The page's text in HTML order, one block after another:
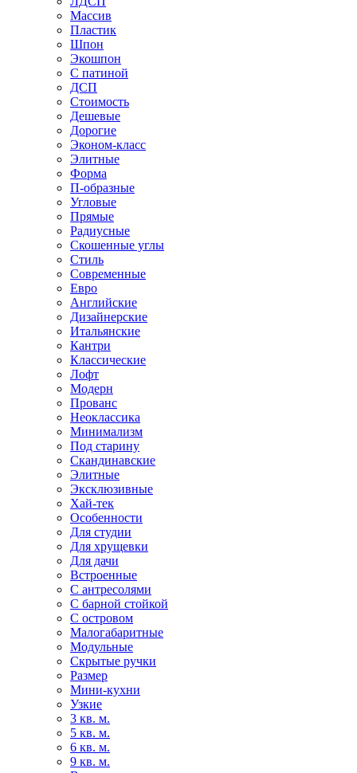
Массив
Пластик
Шпон
Экошпон
С патиной
ДСП
Стоимость
Дешевые
Дорогие
Эконом-класс
Элитные
Форма
П-образные
Угловые
Прямые
Радиусные
Скошенные углы
Стиль
Современные
Евро
Английские
Дизайнерские
Итальянские
Кантри
Классические
Лофт
Модерн
Прованс
Неоклассика
Минимализм
Под старину
Скандинавские
Элитные
Эксклюзивные
Хай-тек
Особенности
Для студии
Для хрущевки
Для дачи
Встроенные
С антресолями
С барной стойкой
С островом
Малогабаритные
Модульные
Скрытые ручки
Размер
Мини-кухни
Узкие
3 кв. м.
5 кв. м.
6 кв. м.
9 кв. м.